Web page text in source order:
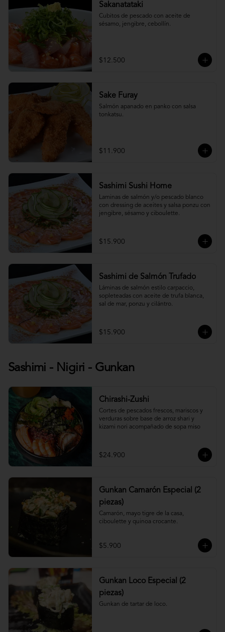
Sakanatataki
Cubitos de pescado con aceite de
sésamo, jengibre, cebollín.
$12.500
Sake Furay
Salmón apanado en panko con salsa
tonkatsu.
$11.900
Sashimi Sushi Home
Laminas de salmón y/o pescado blanco
con dressing de aceites y salsa ponzu con
jengibre, sésamo y ciboulette.
$15.900
Sashimi de Salmón Trufado
Láminas de salmón estilo carpaccio,
sopleteadas con aceite de trufa blanca,
sal de mar, ponzu y cilántro.
$15.900
Sashimi - Nigiri - Gunkan
Chirashi-Zushi
Cortes de pescados frescos, mariscos y
verduras sobre base de arroz shari y
kizami nori acompañado de sopa miso
$24.900
Gunkan Camarón Especial (2
piezas)
Camarón, mayo tigre de la casa,
ciboulette y quinoa crocante.
$5.900
Gunkan Loco Especial (2
piezas)
Gunkan de tartar de loco.